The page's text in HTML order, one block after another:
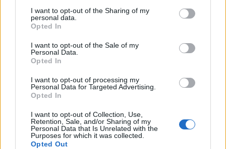
I want to opt-out of the Sharing of my
personal data.
Opted In
I want to opt-out of the Sale of my
Personal Data.
Opted In
I want to opt-out of processing my
Personal Data for Targeted Advertising.
Opted In
I want to opt-out of Collection, Use,
Retention, Sale, and/or Sharing of my
Personal Data that Is Unrelated with the
Purposes for which it was collected.
Opted Out
HOZZÁSZÓLOK A CIKKHEZ